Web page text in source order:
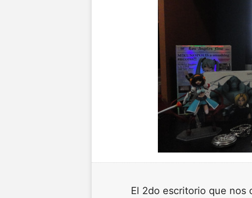
El 2do escritorio que nos